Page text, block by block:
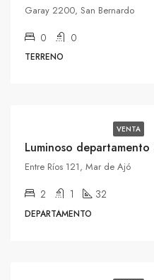
Garay 2200, San Bernardo
0 0
TERRENO
VENTA
Luminoso
Entre Ríos 121, Mar de Ajó
2 1 32
DEPARTAMENTO